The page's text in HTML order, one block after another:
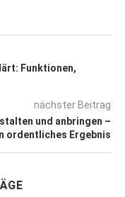
Funktionen,
nächster Beitrag
und anbringen –
ordentliches Ergebnis